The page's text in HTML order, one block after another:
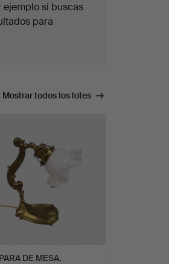
ejemplo si buscas
para
Mostrar todos los lotes
DE MESA,